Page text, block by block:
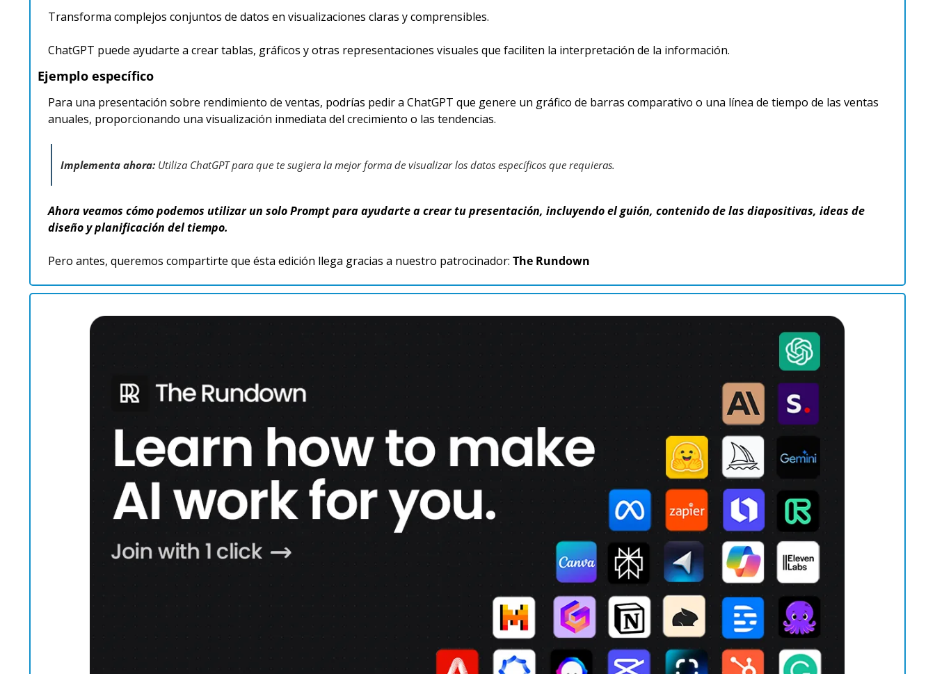
Transforma complejos conjuntos de datos en visualizaciones claras y comprensibles.
ChatGPT puede ayudarte a crear tablas, gráficos y otras representaciones visuales que faciliten la interpretación de la información.
Ejemplo específico
Para una presentación sobre rendimiento de ventas, podrías pedir a ChatGPT que genere un gráfico de barras comparativo o una línea de tiempo de las ventas
anuales, proporcionando una visualización inmediata del crecimiento o las tendencias.
Implementa ahora: Utiliza ChatGPT para que te sugiera la mejor forma de visualizar los datos específicos que requieras.
Ahora veamos cómo podemos utilizar un solo Prompt para ayudarte a crear tu presentación, incluyendo el guión, contenido de las diapositivas, ideas de
diseño y planificación del tiempo.
Pero antes, queremos compartirte que ésta edición llega gracias a nuestro patrocinador: The Rundown